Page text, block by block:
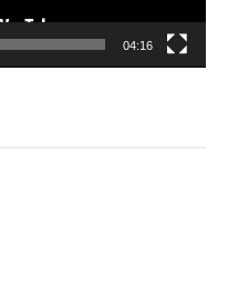
04:16